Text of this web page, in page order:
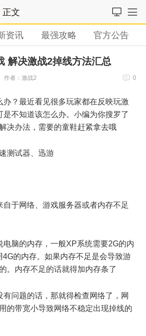
正文
资讯 最强攻略 官方公告
解决激战2掉线方法汇总
作者：激战2 0
办？最近看见很多玩家都在反映玩激
是不知道该怎么办。小编为你搜罗了
决办法，需要的童鞋赶紧拿去哦
测试器、迅游
自于网络、游戏服务器或者内存不足
电脑的内存，一般XP系统需要2G的内
4G的内存。如果内存不足是会导致游
。内存不足的话就得加内存条了
有问题的话，那就得检查网络了，网
的带宽小导致网络不稳定出现掉线的